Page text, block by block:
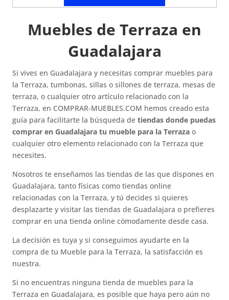
Muebles de Terraza en
Guadalajara
Si vives en Guadalajara y necesitas comprar muebles para
la Terraza, tumbonas, sillas o sillones de terraza, mesas de
terraza, o cualquier otro artículo relacionado con la
Terraza, en COMPRAR-MUEBLES.COM hemos creado esta
guía para facilitarte la búsqueda detiendas donde puedas
comprar en Guadalajara tu mueble para la Terrazao
cualquier otro elemento relacionado con la Terraza que
necesites.
Nosotros te enseñamos las tiendas de las que dispones en
Guadalajara, tanto físicas como tiendas online
relacionadas con la Terraza, y tú decides si quieres
desplazarte y visitar las tiendas de Guadalajara o prefieres
comprar en una tienda online cómodamente desde casa.
La decisión es tuya y si conseguimos ayudarte en la
compra de tu Mueble para la Terraza, la satisfacción es
nuestra.
Si no encuentras ninguna tienda de muebles para la
Terraza en Guadalajara, es posible que haya pero aún no